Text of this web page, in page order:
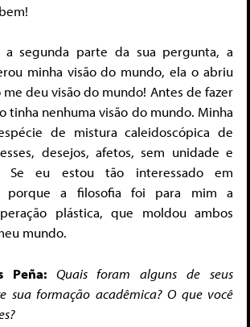
a segunda parte da sua pergunta, a
minha visão do mundo, ela o abriu
me deu visão do mundo! Antes de fazer
tinha nenhuma visão do mundo. Minha
de mistura caleidoscópica de
desejos, afetos, sem unidade e
Se eu estou tão interessado em
porque a filosofia foi para mim a
plástica, que moldou ambos
mundo.
Peña: Quais foram alguns de seus
sua formação acadêmica? O que você